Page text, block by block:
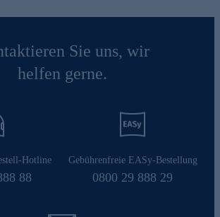
Sie uns, wir
helfen gerne.
Hotline
88
Gebührenfreie EASy-Bestellung
0800 29 888 29